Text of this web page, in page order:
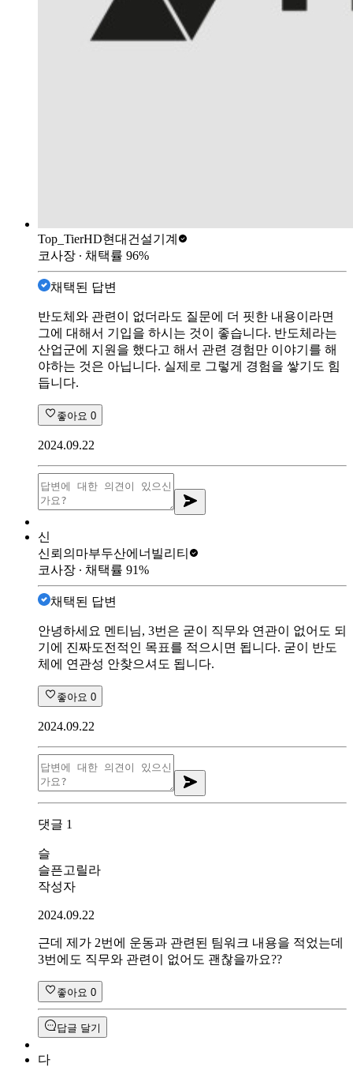
Top_TierHD현대건설기계
코사장 ∙ 채택률 96%
채택된 답변
반도체와 관련이 없더라도 질문에 더 핏한 내용이라면
그에 대해서 기입을 하시는 것이 좋습니다. 반도체라는
산업군에 지원을 했다고 해서 관련 경험만 이야기를 해
야하는 것은 아닙니다. 실제로 그렇게 경험을 쌓기도 힘
듭니다.
좋아요 0
2024.09.22
신
신뢰의마부두산에너빌리티
코사장 ∙ 채택률 91%
채택된 답변
안녕하세요 멘티님, 3번은 굳이 직무와 연관이 없어도 되
기에 진짜도전적인 목표를 적으시면 됩니다. 굳이 반도
체에 연관성 안찾으셔도 됩니다.
좋아요 0
2024.09.22
댓글 1
슬
슬픈고릴라
작성자
2024.09.22
근데 제가 2번에 운동과 관련된 팀워크 내용을 적었는데
3번에도 직무와 관련이 없어도 괜찮을까요??
좋아요 0
답글 달기
다